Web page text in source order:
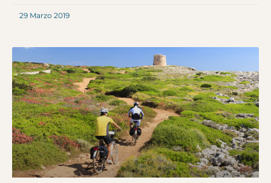
29 Marzo 2019